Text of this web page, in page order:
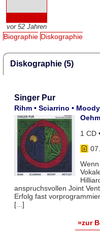
vor 52 Jahren
Biographie Diskographie
Diskographie (5)
Singer Pur
Rihm • Sciarrino •
1 CD
anspruchsvollen Joint
Erfolg fast
[...]
»zur